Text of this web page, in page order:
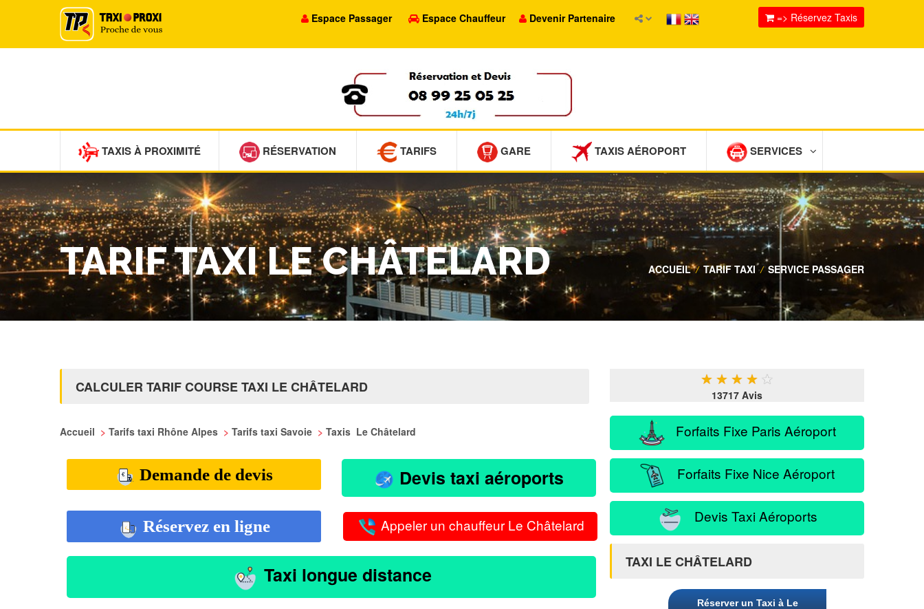
Espace Passager Espace Chauffeur Devenir Partenaire => Réservez Taxis
TAXIS À PROXIMITÉ RÉSERVATION TARIFS GARE TAXIS AÉROPORT SERVICES
TARIF TAXI LE CHÂTELARD ACCUEIL / TARIF TAXI / SERVICE PASSAGER
CALCULER TARIF COURSE TAXI LE CHÂTELARD
Accueil > Tarifs taxi Rhône Alpes > Tarifs taxi Savoie > Taxis Le Châtelard
Demande de devis Devis taxi aéroports
Réservez en ligne Appeler un chauffeur Le Châtelard
Taxi longue distance
★ ★ ★ ★ ★
13717 Avis
Forfaits Fixe Paris Aéroport
Forfaits Fixe Nice Aéroport
Devis Taxi Aéroports
TAXI LE CHÂTELARD
Réserver un Taxi à Le